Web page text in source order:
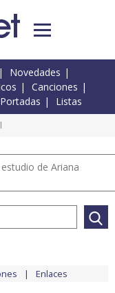
Novedades
Canciones
Portadas Listas
de Ariana
Enlaces